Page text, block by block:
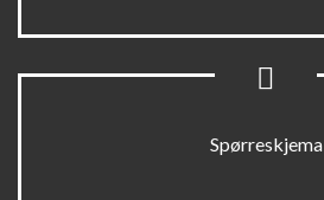
Spørreskjema